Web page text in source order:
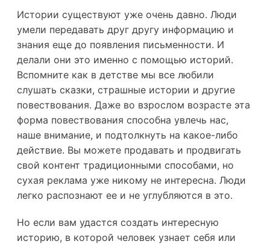
Истории существуют уже очень давно. Люди
умели передавать друг другу информацию и
знания еще до появления письменности. И
делали они это именно с помощью историй.
Вспомните как в детстве мы все любили
слушать сказки, страшные истории и другие
повествования. Даже во взрослом возрасте эта
форма повествования способна увлечь нас,
наше внимание, и подтолкнуть на какое-либо
действие. Вы можете продавать и продвигать
свой контент традиционными способами, но
сухая реклама уже никому не интересна. Люди
легко распознают ее и не углубляются в это.
Но если вам удастся создать интересную
историю, в которой человек узнает себя или